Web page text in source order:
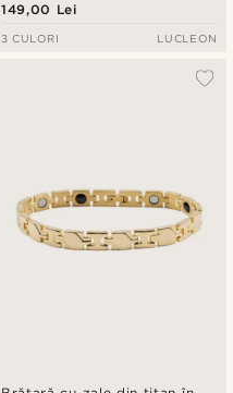
149,00 Lei
3 CULORI LUCLEON